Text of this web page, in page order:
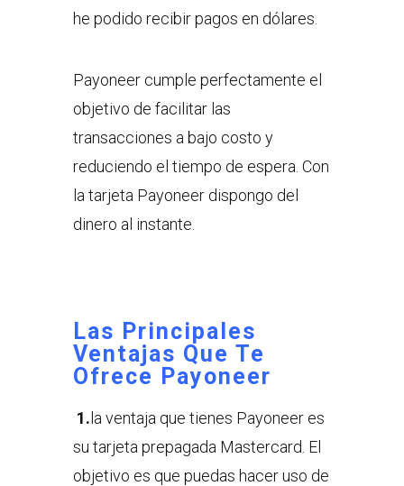
he podido recibir pagos en dólares.
Payoneer cumple perfectamente el
objetivo de facilitar las
transacciones a bajo costo y
reduciendo el tiempo de espera. Con
la tarjeta Payoneer dispongo del
dinero al instante.
Las Principales
Ventajas Que Te
Ofrece Payoneer
1.la ventaja que tienes Payoneer es
su tarjeta prepagada Mastercard. El
objetivo es que puedas hacer uso de